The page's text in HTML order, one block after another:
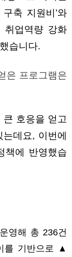
축 지원비’와
취업역량 강화
습니다.
은 프로그램은
큰 호응을 얻고
는데요, 이번에
책에 반영했습
영해 총 236건
를 기반으로 ▲